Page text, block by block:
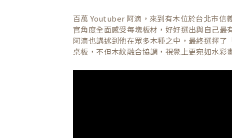
百萬 Youtuber 阿滴，來到有木位於台北市信
官角度全面感受每塊板材，好好選出與自己最
阿滴也講述到他在眾多木種之中，最終選擇
桌板，不但木紋融合協調，視覺上更宛如水